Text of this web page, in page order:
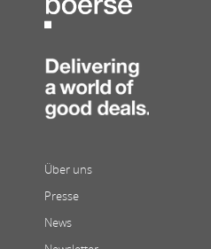
Über uns
Presse
News